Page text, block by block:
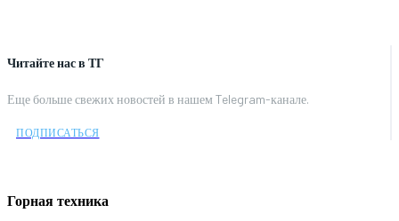
Читайте нас в ТГ
Еще больше свежих новостей в нашем Telegram-канале.
ПОДПИСАТЬСЯ
Горная техника